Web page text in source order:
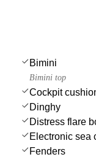
Bimini
Bimini top
Cockpit
Dinghy
Distress flare
Electronic sea
Fenders